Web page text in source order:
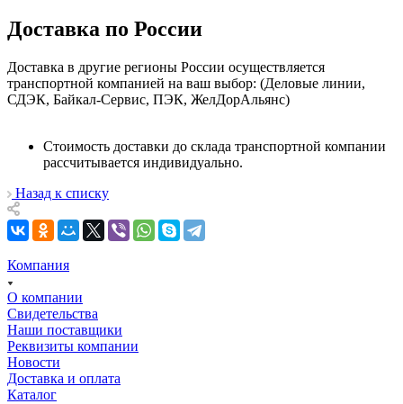
Доставка по России
Доставка в другие регионы России осуществляется
транспортной компанией на ваш выбор: (Деловые линии,
СДЭК, Байкал-Сервис, ПЭК, ЖелДорАльянс)
Стоимость доставки до склада транспортной компании
рассчитывается индивидуально.
Назад к списку
Компания
О компании
Свидетельства
Наши поставщики
Реквизиты компании
Новости
Доставка и оплата
Каталог